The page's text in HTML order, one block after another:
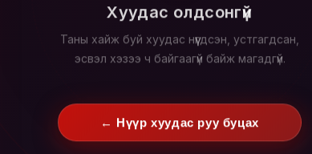
Хуудас олдсонгүй
Таны хайж буй хуудас нүүгдсэн, устгагдсан,
эсвэл хэзээ ч байгаагүй байж магадгүй.
← Нүүр хуудас руу буцах